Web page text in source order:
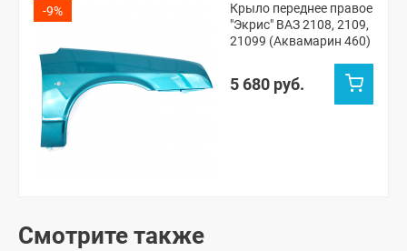
-9%
Крыло переднее правое
"Экрис" ВАЗ 2108, 2109,
21099 (Аквамарин 460)
5 680 руб.
Смотрите также